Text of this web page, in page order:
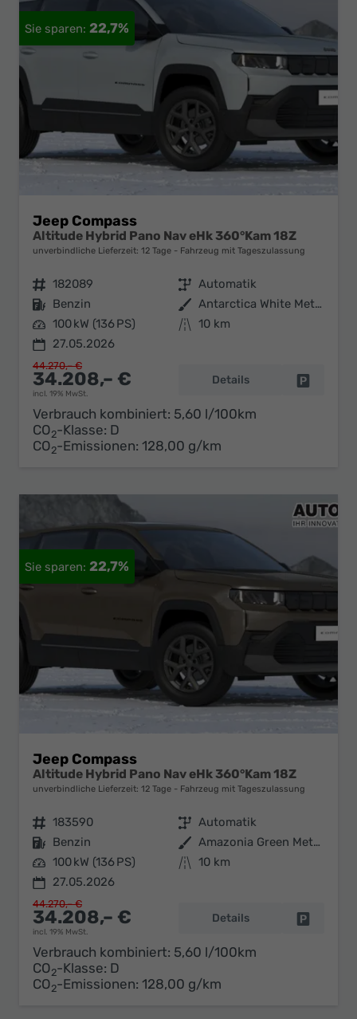
22,7%
Jeep Compass
Altitude Hybrid Pano Nav eHk 360°Kam 18Z
unverbindliche Lieferzeit: 12 Tage Fahrzeug mit Tageszulassung
Fahrzeugnr. 182089 Getriebe Automatik
Kraftstoff Benzin Außenfarbe
Antarctica White Metallic
Leistung 100 kW (136 PS) Kilometerstand 10 km
27.05.2026
34.208,– €
incl. 19% MwSt.
44.270,– €
Details
Verbrauch kombiniert: 5,60 l/100km
CO2-Klasse: D
CO2-Emissionen: 128,00 g/km
22,7%
Jeep Compass
Altitude Hybrid Pano Nav eHk 360°Kam 18Z
unverbindliche Lieferzeit: 12 Tage Fahrzeug mit Tageszulassung
Fahrzeugnr. 183590 Getriebe Automatik
Kraftstoff Benzin Außenfarbe
Amazonia Green Metallic
Leistung 100 kW (136 PS) Kilometerstand 10 km
27.05.2026
34.208,– €
incl. 19% MwSt.
44.270,– €
Details
Verbrauch kombiniert: 5,60 l/100km
CO2-Klasse: D
CO2-Emissionen: 128,00 g/km